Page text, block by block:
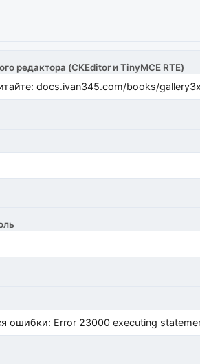
редактора (CKEditor и TinyMCE RTE)
docs.ivan345.com/books/
ошибки: Error 23000 executing